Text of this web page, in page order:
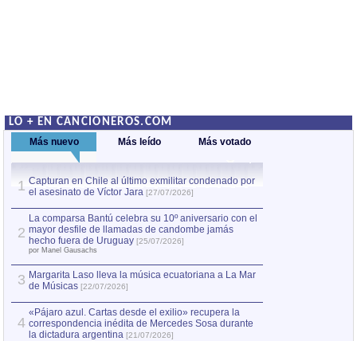
LO + EN CANCIONEROS.COM
Más nuevo Más leído Más votado
1 Capturan en Chile al último exmilitar condenado por
el asesinato de Víctor Jara [27/07/2026]
2
La comparsa Bantú celebra su 10º aniversario con el
mayor desfile de llamadas de candombe jamás
hecho fuera de Uruguay [25/07/2026]
por Manel Gausachs
3 Margarita Laso lleva la música ecuatoriana a La Mar
de Músicas [22/07/2026]
4
«Pájaro azul. Cartas desde el exilio» recupera la
correspondencia inédita de Mercedes Sosa durante
la dictadura argentina [21/07/2026]